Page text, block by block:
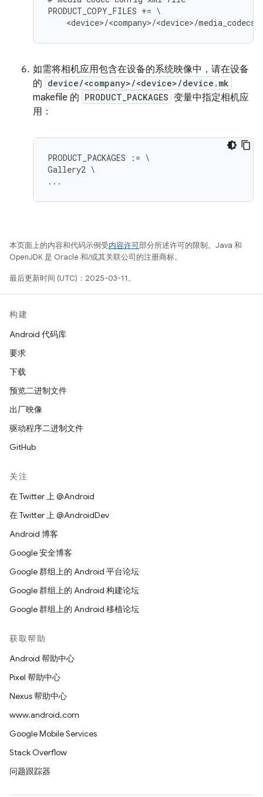
PRODUCT_COPY_FILES += \
如需将相机应用包含在设备的系统映像中，请在设备
的 device/<company>/<device>/device.mk
makefile 的 PRODUCT_PACKAGES 变量中指定相机应
用：
PRODUCT_PACKAGES := \
Gallery2 \
本页面上的内容和代码示例受内容许可部分所述许可的限制。Java 和
OpenJDK 是 Oracle 和/或其关联公司的注册商标。
最后更新时间 (UTC)：2025-03-11。
构建
Android 代码库
要求
下载
预览二进制文件
出厂映像
驱动程序二进制文件
GitHub
关注
在 Twitter 上 @Android
在 Twitter 上 @AndroidDev
Android 博客
Google 安全博客
Google 群组上的 Android 平台论坛
Google 群组上的 Android 构建论坛
Google 群组上的 Android 移植论坛
获取帮助
Android 帮助中心
Pixel 帮助中心
Nexus 帮助中心
www.android.com
Google Mobile Services
Stack Overflow
问题跟踪器